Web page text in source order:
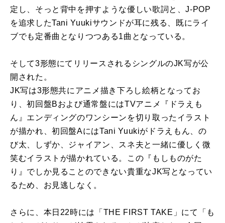
定し、そっと背中を押すような優しい歌詞と、J-POP
を追求したTani Yuukiサウンドが耳に残る、既にライ
ブでも定番曲となりつつある1曲となっている。
そして3形態にてリリースされるシングルのJK写が公
開された。
JK写は3形態共にアニメ描き下ろし絵柄となってお
り、初回盤Bおよび通常盤にはTVアニメ『ドラえも
ん』エンディングのワンシーンを切り取ったイラスト
が描かれ、初回盤AにはTani Yuukiがドラえもん、の
び太、しずか、ジャイアン、スネ夫と一緒に優しく微
笑むイラストが描かれている。この『もしものがた
り』でしか見ることのできない貴重なJK写となってい
るため、お見逃しなく。
さらに、本日22時には「THE FIRST TAKE」にて「も